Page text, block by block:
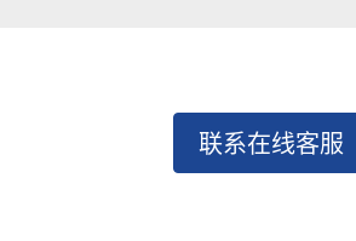
联系在线客服